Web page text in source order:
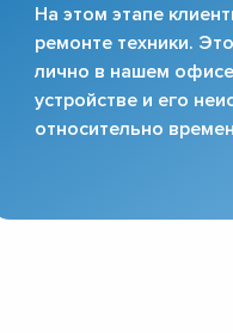
На этом этапе
ремонте техники.
лично в нашем
устройстве и его
относительно